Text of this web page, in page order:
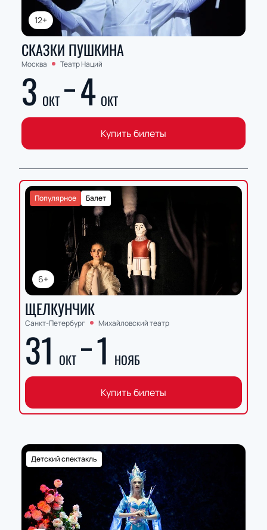
12+
СКАЗКИ ПУШКИНА
Москва Театр Наций
3 ОКТ 4 ОКТ
Купить билеты
6+
Балет
Популярное
ЩЕЛКУНЧИК
Санкт-Петербург Михайловский театр
31 ОКТ 1 НОЯБ
Купить билеты
Детский спектакль